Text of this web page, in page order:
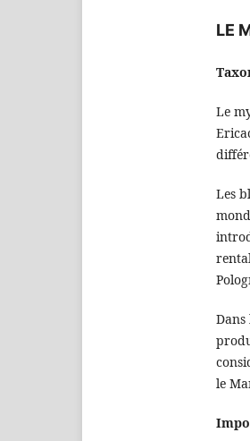
LE
Le
Les
le